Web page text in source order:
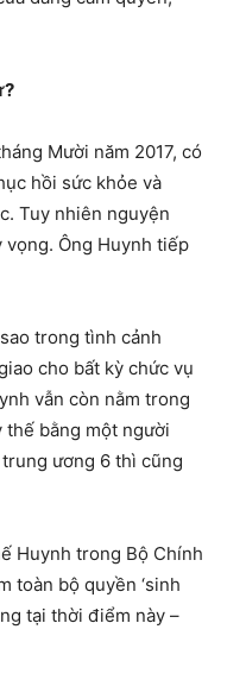
Mười năm 2017, có
hồi sức khỏe và
Tuy nhiên nguyện
vọng. Ông Huynh tiếp
trong tình cảnh
cho bất kỳ chức vụ
vẫn còn nằm trong
thế bằng một người
ương 6 thì cũng
Huynh trong Bộ Chính
toàn bộ quyền ‘sinh
tại thời điểm này –